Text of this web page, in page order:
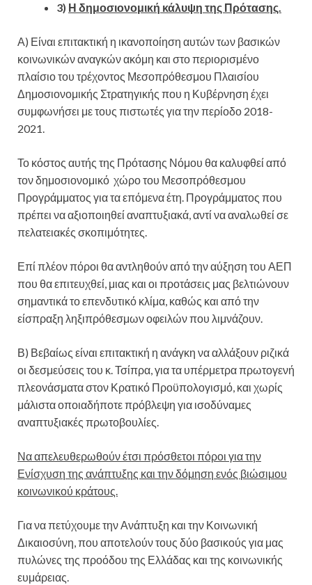
3) Η δημοσιονομική κάλυψη της Πρότασης.
Α) Είναι επιτακτική η ικανοποίηση αυτών των βασικών
κοινωνικών αναγκών ακόμη και στο περιορισμένο
πλαίσιο του τρέχοντος Μεσοπρόθεσμου Πλαισίου
Δημοσιονομικής Στρατηγικής που η Κυβέρνηση έχει
συμφωνήσει με τους πιστωτές για την περίοδο 2018-
2021.
Το κόστος αυτής της Πρότασης Νόμου θα καλυφθεί από
τον δημοσιονομικό χώρο του Μεσοπρόθεσμου
Προγράμματος για τα επόμενα έτη. Προγράμματος που
πρέπει να αξιοποιηθεί αναπτυξιακά, αντί να αναλωθεί σε
πελατειακές σκοπιμότητες.
Επί πλέον πόροι θα αντληθούν από την αύξηση του ΑΕΠ
που θα επιτευχθεί, μιας και οι προτάσεις μας βελτιώνουν
σημαντικά το επενδυτικό κλίμα, καθώς και από την
είσπραξη ληξιπρόθεσμων οφειλών που λιμνάζουν.
Β) Βεβαίως είναι επιτακτική η ανάγκη να αλλάξουν ριζικά
οι δεσμεύσεις του κ. Τσίπρα, για τα υπέρμετρα πρωτογενή
πλεονάσματα στον Κρατικό Προϋπολογισμό, και χωρίς
μάλιστα οποιαδήποτε πρόβλεψη για ισοδύναμες
αναπτυξιακές πρωτοβουλίες.
Να απελευθερωθούν έτσι πρόσθετοι πόροι για την
Ενίσχυση της ανάπτυξης και την δόμηση ενός βιώσιμου
κοινωνικού κράτους.
Για να πετύχουμε την Ανάπτυξη και την Κοινωνική
Δικαιοσύνη, που αποτελούν τους δύο βασικούς για μας
πυλώνες της προόδου της Ελλάδας και της κοινωνικής
ευμάρειας.